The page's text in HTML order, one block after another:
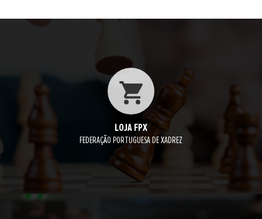
LOJA FPX
FEDERAÇÃO PORTUGUESA DE XADREZ